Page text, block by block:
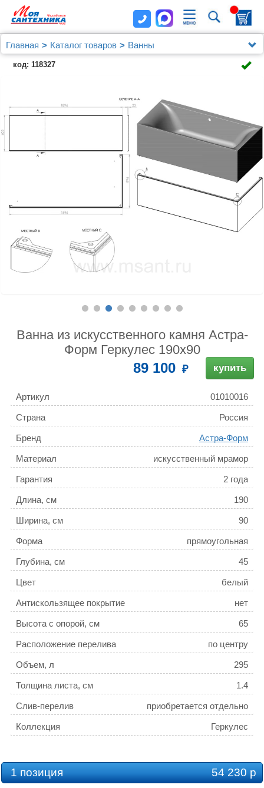
Главная Каталог товаров
Ванны
Из искусственного камня
Ванна из искусственного камня Астра-Форм
код: 118327
Ванна из искусственного камня Астра-
Форм Геркулес 190x90
89 100 купить
Артикул 01010016
Страна Россия
Бренд Астра-Форм
Материал искусственный мрамор
Гарантия 2 года
Длина, см 190
Ширина, см 90
Форма прямоугольная
Глубина, см 45
Цвет белый
Антискользящее покрытие нет
Высота с опорой, см 65
Расположение перелива по центру
Объем, л 295
Толщина листа, см 1.4
Слив-перелив приобретается отдельно
Коллекция Геркулес
1 позиция 54 230 р